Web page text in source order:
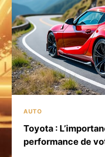
AUTO
Toyota :
performance de